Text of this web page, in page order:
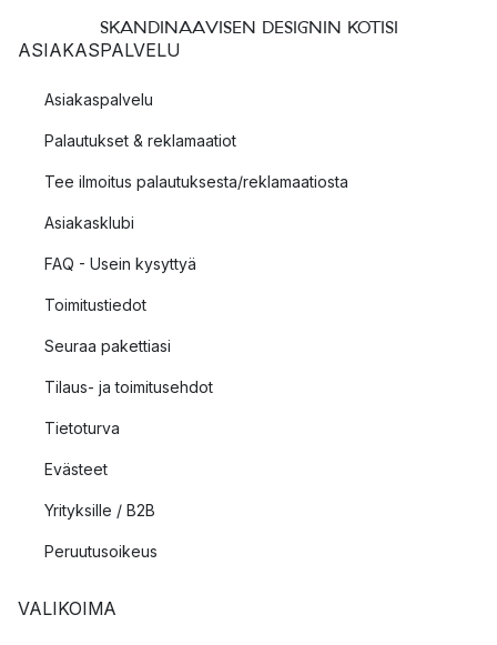
SKANDINAAVISEN DESIGNIN KOTISI
ASIAKASPALVELU
Asiakaspalvelu
Palautukset & reklamaatiot
Tee ilmoitus palautuksesta/reklamaatiosta
Asiakasklubi
FAQ - Usein kysyttyä
Toimitustiedot
Seuraa pakettiasi
Tilaus- ja toimitusehdot
Tietoturva
Evästeet
Yrityksille / B2B
Peruutusoikeus
VALIKOIMA